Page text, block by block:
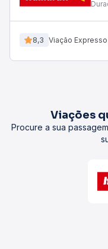
8,3 Viação
Viações
Procure a sua